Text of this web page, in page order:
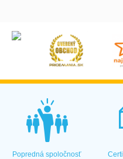
Popredná spoločnosť